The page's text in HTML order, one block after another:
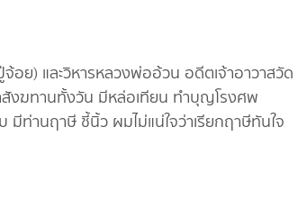
) และวิหารหลวงพ่ออ้วน อดีตเจ้าอาวาสวัด
งฆทานทั้งวัน มีหล่อเทียน ทำบุญโรงศพ
ท่านฤาษี ชี้นิ้ว ผมไม่แน่ใจว่าเรียกฤาษีทันใจ